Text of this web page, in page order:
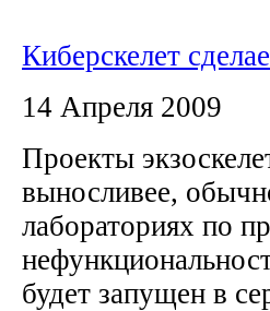
Киберскелет
14 Апреля 2009
Проекты
выносливее,
лабораториях по
будет запущен в